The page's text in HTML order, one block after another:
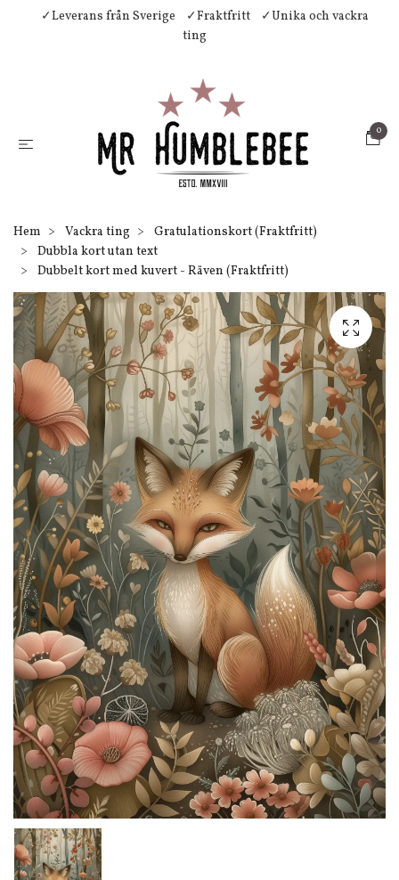
✓Leverans från Sverige ✓Fraktfritt
✓Unika och vackra
ting
0
Hem Vackra ting
Gratulationskort (Fraktfritt)
Dubbla kort utan text
Dubbelt kort med kuvert - Räven (Fraktfritt)